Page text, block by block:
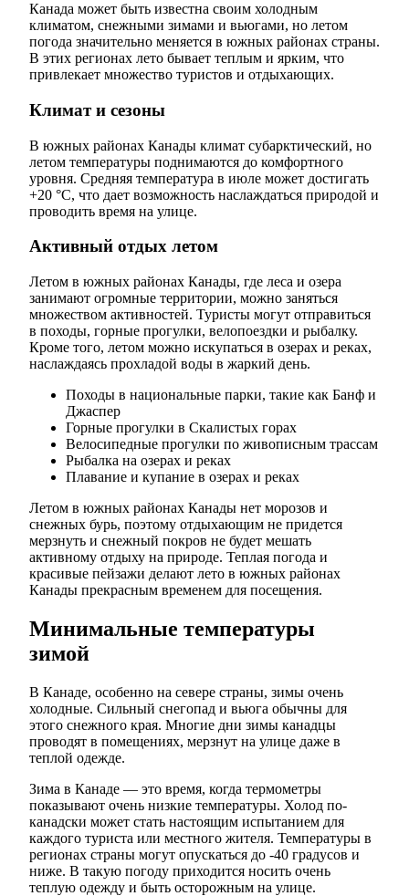
Канада может быть известна своим холодным
климатом, снежными зимами и вьюгами, но летом
погода значительно меняется в южных районах страны.
В этих регионах лето бывает теплым и ярким, что
привлекает множество туристов и отдыхающих.
Климат и сезоны
В южных районах Канады климат субарктический, но
летом температуры поднимаются до комфортного
уровня. Средняя температура в июле может достигать
+20 °C, что дает возможность наслаждаться природой и
проводить время на улице.
Активный отдых летом
Летом в южных районах Канады, где леса и озера
занимают огромные территории, можно заняться
множеством активностей. Туристы могут отправиться
в походы, горные прогулки, велопоездки и рыбалку.
Кроме того, летом можно искупаться в озерах и реках,
наслаждаясь прохладой воды в жаркий день.
Походы в национальные парки, такие как Банф и
Джаспер
Горные прогулки в Скалистых горах
Велосипедные прогулки по живописным трассам
Рыбалка на озерах и реках
Плавание и купание в озерах и реках
Летом в южных районах Канады нет морозов и
снежных бурь, поэтому отдыхающим не придется
мерзнуть и снежный покров не будет мешать
активному отдыху на природе. Теплая погода и
красивые пейзажи делают лето в южных районах
Канады прекрасным временем для посещения.
Минимальные температуры
зимой
В Канаде, особенно на севере страны, зимы очень
холодные. Сильный снегопад и вьюга обычны для
этого снежного края. Многие дни зимы канадцы
проводят в помещениях, мерзнут на улице даже в
теплой одежде.
Зима в Канаде — это время, когда термометры
показывают очень низкие температуры. Холод по-
канадски может стать настоящим испытанием для
каждого туриста или местного жителя. Температуры в
регионах страны могут опускаться до -40 градусов и
ниже. В такую погоду приходится носить очень
теплую одежду и быть осторожным на улице.